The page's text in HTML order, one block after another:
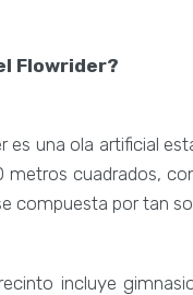
Flowrider?
es una ola artificial
metros cuadrados,
compuesta por tan
incluye